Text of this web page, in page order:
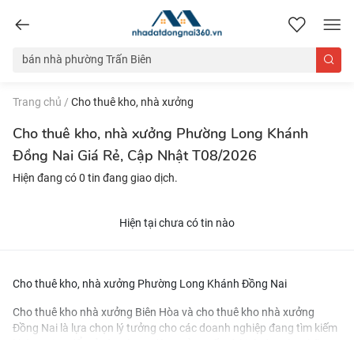
nhadatdongnai360.vn
Trang chủ / Cho thuê kho, nhà xưởng
Cho thuê kho, nhà xưởng Phường Long Khánh
Đồng Nai Giá Rẻ, Cập Nhật T08/2026
Hiện đang có 0 tin đang giao dịch.
Hiện tại chưa có tin nào
Cho thuê kho, nhà xưởng Phường Long Khánh Đồng Nai
Cho thuê kho nhà xưởng Biên Hòa và cho thuê kho nhà xưởng
Đồng Nai là lựa chọn lý tưởng cho các doanh nghiệp đang tìm kiếm